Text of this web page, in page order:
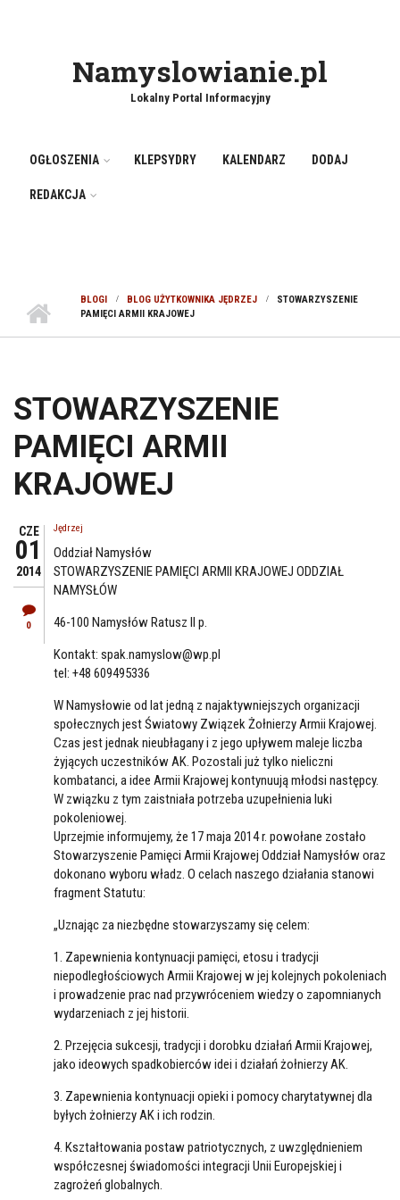
Namyslowianie.pl
Lokalny Portal Informacyjny
OGŁOSZENIA KLEPSYDRY KALENDARZ DODAJ
REDAKCJA
BLOGI BLOG UŻYTKOWNIKA JĘDRZEJ
STOWARZYSZENIE
PAMIĘCI ARMII KRAJOWEJ
STOWARZYSZENIE
PAMIĘCI ARMII
KRAJOWEJ
CZE
01
2014
0
Jędrzej
Oddział Namysłów
STOWARZYSZENIE PAMIĘCI ARMII KRAJOWEJ ODDZIAŁ
NAMYSŁÓW
46-100 Namysłów Ratusz II p.
Kontakt: spak.namyslow@wp.pl
tel: +48 609495336
W Namysłowie od lat jedną z najaktywniejszych organizacji
społecznych jest Światowy Związek Żołnierzy Armii Krajowej.
Czas jest jednak nieubłagany i z jego upływem maleje liczba
żyjących uczestników AK. Pozostali już tylko nieliczni
kombatanci, a idee Armii Krajowej kontynuują młodsi następcy.
W związku z tym zaistniała potrzeba uzupełnienia luki
pokoleniowej.
Uprzejmie informujemy, że 17 maja 2014 r. powołane zostało
Stowarzyszenie Pamięci Armii Krajowej Oddział Namysłów oraz
dokonano wyboru władz. O celach naszego działania stanowi
fragment Statutu:
„Uznając za niezbędne stowarzyszamy się celem:
1. Zapewnienia kontynuacji pamięci, etosu i tradycji
niepodległościowych Armii Krajowej w jej kolejnych pokoleniach
i prowadzenie prac nad przywróceniem wiedzy o zapomnianych
wydarzeniach z jej historii.
2. Przejęcia sukcesji, tradycji i dorobku działań Armii Krajowej,
jako ideowych spadkobierców idei i działań żołnierzy AK.
3. Zapewnienia kontynuacji opieki i pomocy charytatywnej dla
byłych żołnierzy AK i ich rodzin.
4. Kształtowania postaw patriotycznych, z uwzględnieniem
współczesnej świadomości integracji Unii Europejskiej i
zagrożeń globalnych.